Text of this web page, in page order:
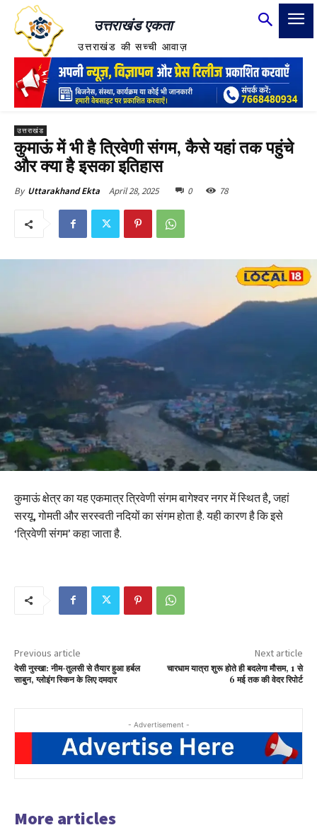
उत्तराखंड एकता
उत्तराखंड की सच्ची आवाज़
उत्तराखंड
कुमाऊं में भी है त्रिवेणी संगम, कैसे यहां तक पहुंचे
और क्या है इसका इतिहास
By Uttarakhand Ekta April 28, 2025 0 78
कुमाऊं क्षेत्र का यह एकमात्र त्रिवेणी संगम बागेश्वर नगर में स्थित है, जहां
सरयू, गोमती और सरस्वती नदियों का संगम होता है. यही कारण है कि इसे
‘त्रिवेणी संगम’ कहा जाता है.
Previous article
देसी नुस्खा: नीम-तुलसी से तैयार हुआ हर्बल
साबुन, ग्लोइंग स्किन के लिए दमदार
Next article
चारधाम यात्रा शुरू होते ही बदलेगा मौसम, 1 से
6 मई तक की वेदर रिपोर्ट
- Advertisement -
More articles